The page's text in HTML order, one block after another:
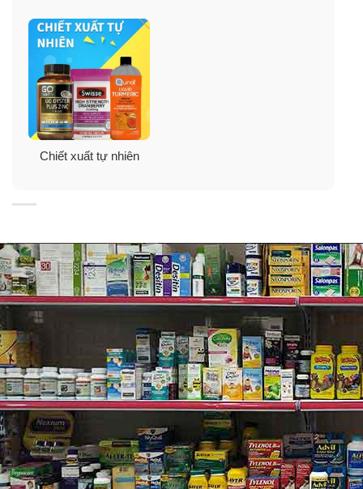
Thành phần kẹo dẻo giấm táo Nature’s
Truth Apple Cider Vinegar Gummies
Mỗi khẩu phần 2 viên chứa
: 400mg Apple Cider
Vinegar.
Không Gluten. Không lúa mì. Không men. Không sữa.
Không Lactose. Không đậu nành. Không hương vị nhân
tạo. Không chất làm ngọt nhân tạo.
Công thức NON-GMO.
Chiết xuất tự nhiên